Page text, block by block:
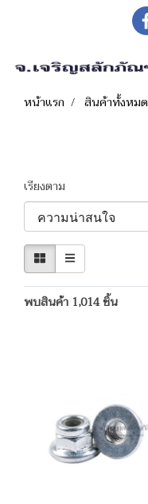
หน้าแรก สินค้าทั้งหมด
เรียงตาม
พบสินค้า 1,014 ชิ้น